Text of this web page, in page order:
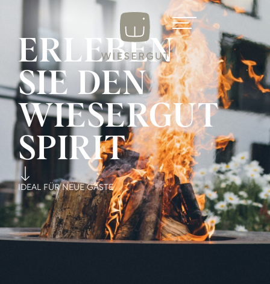
ERLEBEN
SIE DEN
WIESERGUT
SPIRIT
IDEAL FÜR NEUE GÄSTE